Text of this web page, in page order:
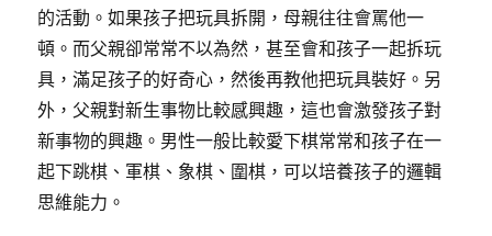
的活動。如果孩子把玩具拆開，母親往往會罵他一
頓。而父親卻常常不以為然，甚至會和孩子一起拆玩
具，滿足孩子的好奇心，然後再教他把玩具裝好。另
外，父親對新生事物比較感興趣，這也會激發孩子對
新事物的興趣。男性一般比較愛下棋常常和孩子在一
起下跳棋、軍棋、象棋、圍棋，可以培養孩子的邏輯
思維能力。